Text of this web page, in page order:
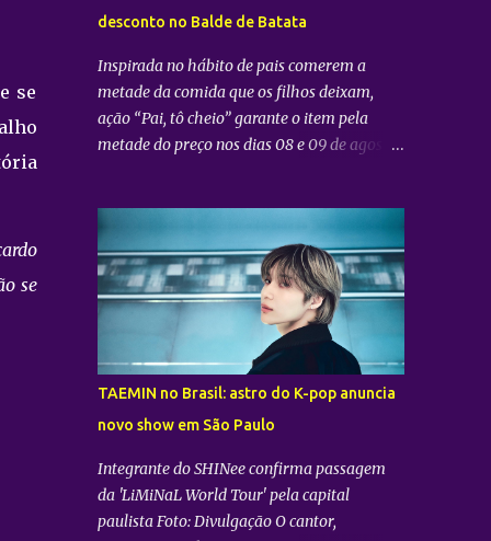
se
se
desconto no Balde de Batata
Inspirada no hábito de pais comerem a
metade da comida que os filhos deixam,
ação “Pai, tô cheio” garante o item pela
metade do preço nos dias 08 e 09 de agosto
McCain® , preparou uma ação especial que
convida os consumidores a aproveitarem a
data ao lado de quem mais importa. Sob o
mote "Pai, tô cheio" , a campanha parte de
uma situação muito comum no dia a dia das
famílias: o hábito dos pais de passarem a
vida comendo o que sobra dos pedidos de
seus filhos. Para inverter esse jogo, nos dias
08 e 09 de agosto , já que os pais
frequentemente consomem a metade, eles
também pagarão metade do preço no Balde
TAEMIN no Brasil: astro do K-pop anuncia
novo show em São Paulo
Integrante do SHINee confirma passagem
da 'LiMiNaL World Tour' pela capital
paulista Foto: Divulgação O cantor,